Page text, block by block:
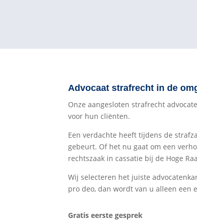
Advocaat strafrecht in de
Onze aangesloten strafrecht
voor hun cliënten.
Een verdachte heeft tijdens de
gebeurt. Of het nu gaat om een
rechtszaak in cassatie bij de Hoge
Wij selecteren het juiste
pro deo, dan wordt van u alleen een
Gratis eerste gesprek